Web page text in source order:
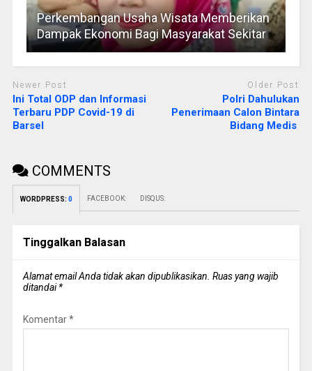
Perkembangan Usaha Wisata Memberikan
Dampak Ekonomi Bagi Masyarakat Sekitar
Newer Post
Ini Total ODP dan Informasi
Terbaru PDP Covid-19 di
Barsel
Older Post
Polri Dahulukan
Penerimaan Calon Bintara
Bidang Medis
COMMENTS
WORDPRESS: 0 FACEBOOK: DISQUS:
Tinggalkan Balasan
Alamat email Anda tidak akan dipublikasikan. Ruas yang wajib
ditandai*
Komentar*